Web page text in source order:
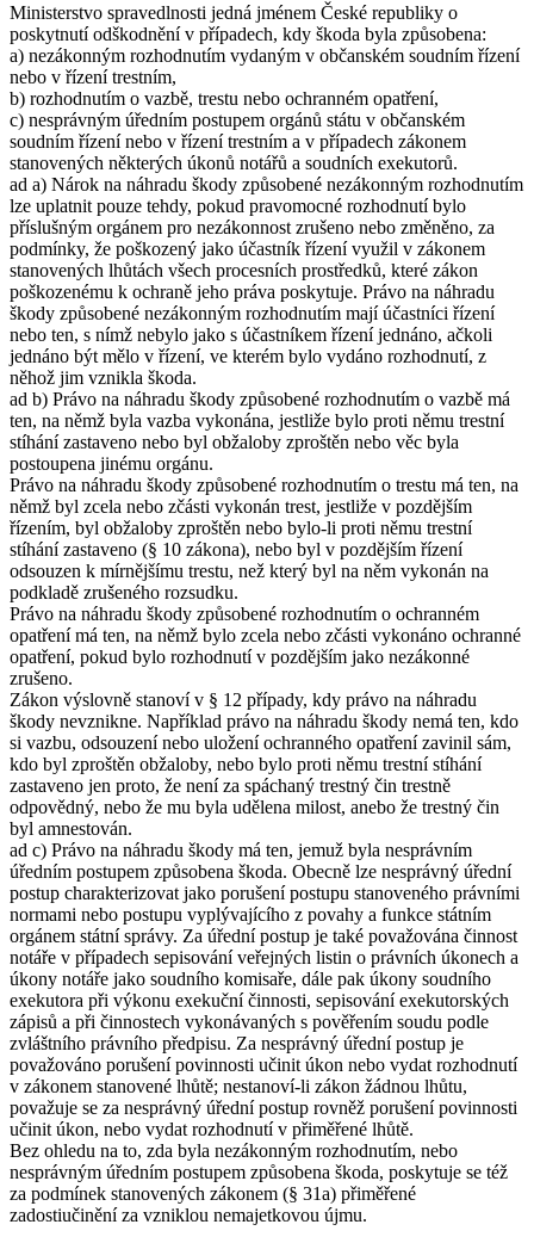
Ministerstvo spravedlnosti jedná jménem České republiky o
poskytnutí odškodnění v případech, kdy škoda byla způsobena:
a) nezákonným rozhodnutím vydaným v občanském soudním řízení
nebo v řízení trestním,
b) rozhodnutím o vazbě, trestu nebo ochranném opatření,
c) nesprávným úředním postupem orgánů státu v občanském
soudním řízení nebo v řízení trestním a v případech zákonem
stanovených některých úkonů notářů a soudních exekutorů.
ad a) Nárok na náhradu škody způsobené nezákonným rozhodnutím
lze uplatnit pouze tehdy, pokud pravomocné rozhodnutí bylo
příslušným orgánem pro nezákonnost zrušeno nebo změněno, za
podmínky, že poškozený jako účastník řízení využil v zákonem
stanovených lhůtách všech procesních prostředků, které zákon
poškozenému k ochraně jeho práva poskytuje. Právo na náhradu
škody způsobené nezákonným rozhodnutím mají účastníci řízení
nebo ten, s nímž nebylo jako s účastníkem řízení jednáno, ačkoli
jednáno být mělo v řízení, ve kterém bylo vydáno rozhodnutí, z
něhož jim vznikla škoda.
ad b) Právo na náhradu škody způsobené rozhodnutím o vazbě má
ten, na němž byla vazba vykonána, jestliže bylo proti němu trestní
stíhání zastaveno nebo byl obžaloby zproštěn nebo věc byla
postoupena jinému orgánu.
Právo na náhradu škody způsobené rozhodnutím o trestu má ten, na
němž byl zcela nebo zčásti vykonán trest, jestliže v pozdějším
řízením, byl obžaloby zproštěn nebo bylo-li proti němu trestní
stíhání zastaveno (§ 10 zákona), nebo byl v pozdějším řízení
odsouzen k mírnějšímu trestu, než který byl na něm vykonán na
podkladě zrušeného rozsudku.
Právo na náhradu škody způsobené rozhodnutím o ochranném
opatření má ten, na němž bylo zcela nebo zčásti vykonáno ochranné
opatření, pokud bylo rozhodnutí v pozdějším jako nezákonné
zrušeno.
Zákon výslovně stanoví v § 12 případy, kdy právo na náhradu
škody nevznikne. Například právo na náhradu škody nemá ten, kdo
si vazbu, odsouzení nebo uložení ochranného opatření zavinil sám,
kdo byl zproštěn obžaloby, nebo bylo proti němu trestní stíhání
zastaveno jen proto, že není za spáchaný trestný čin trestně
odpovědný, nebo že mu byla udělena milost, anebo že trestný čin
byl amnestován.
ad c) Právo na náhradu škody má ten, jemuž byla nesprávním
úředním postupem způsobena škoda. Obecně lze nesprávný úřední
postup charakterizovat jako porušení postupu stanoveného právními
normami nebo postupu vyplývajícího z povahy a funkce státním
orgánem státní správy. Za úřední postup je také považována činnost
notáře v případech sepisování veřejných listin o právních úkonech a
úkony notáře jako soudního komisaře, dále pak úkony soudního
exekutora při výkonu exekuční činnosti, sepisování exekutorských
zápisů a při činnostech vykonávaných s pověřením soudu podle
zvláštního právního předpisu. Za nesprávný úřední postup je
považováno porušení povinnosti učinit úkon nebo vydat rozhodnutí
v zákonem stanovené lhůtě; nestanoví-li zákon žádnou lhůtu,
považuje se za nesprávný úřední postup rovněž porušení povinnosti
učinit úkon, nebo vydat rozhodnutí v přiměřené lhůtě.
Bez ohledu na to, zda byla nezákonným rozhodnutím, nebo
nesprávným úředním postupem způsobena škoda, poskytuje se též
za podmínek stanovených zákonem (§ 31a) přiměřené
zadostiučinění za vzniklou nemajetkovou újmu.